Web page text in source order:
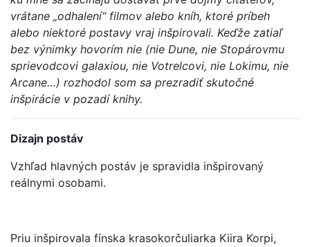
vrátane „odhalení“ filmov alebo kníh, ktoré príbeh
alebo niektoré postavy vraj inšpirovali. Keďže zatiaľ
bez výnimky hovorím nie (nie Dune, nie Stopárovmu
sprievodcovi galaxiou, nie Votrelcovi, nie Lokimu, nie
Arcane…) rozhodol som sa prezradiť skutočné
inšpirácie v pozadí knihy.
Dizajn postáv
Vzhľad hlavných postáv je spravidla inšpirovaný
reálnymi osobami.
Priu inšpirovala fínska krasokorčuliarka Kiira Korpi,